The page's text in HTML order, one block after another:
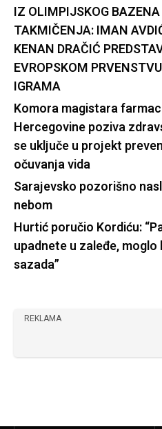
IZ OLIMPIJSKOG
TAKMIČENJA: IMAN
KENAN DRAČIĆ
EVROPSKOM
IGRAMA
Komora magistara
Hercegovine poziva
se uključe u projekt
očuvanja vida
Sarajevsko pozorišno
nebom
Hurtić poručio Kordiću:
upadnete u zaleđe,
sazada”
REKLAMA